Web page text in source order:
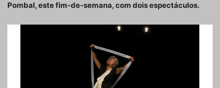
Pombal, este fim-de-semana, com dois espectáculos.